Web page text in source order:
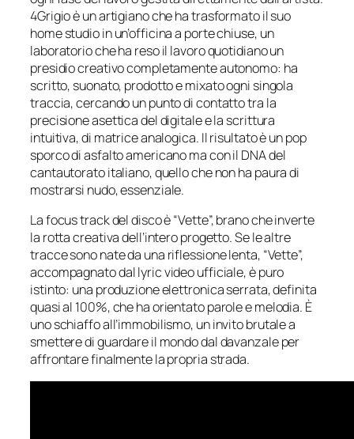
4Grigio è un artigiano che ha trasformato il suo
home studio in un’officina a porte chiuse, un
laboratorio che ha reso il lavoro quotidiano un
presidio creativo completamente autonomo: ha
scritto, suonato, prodotto e mixato ogni singola
traccia, cercando un punto di contatto tra la
precisione asettica del digitale e la scrittura
intuitiva, di matrice analogica. Il risultato è un pop
sporco di asfalto americano ma con il DNA del
cantautorato italiano, quello che non ha paura di
mostrarsi nudo, essenziale.
La focus track del disco è “Vette”, brano che inverte
la rotta creativa dell’intero progetto. Se le altre
tracce sono nate da una riflessione lenta, “Vette”,
accompagnato dal lyric video ufficiale, è puro
istinto: una produzione elettronica serrata, definita
quasi al 100%, che ha orientato parole e melodia. È
uno schiaffo all’immobilismo, un invito brutale a
smettere di guardare il mondo dal davanzale per
affrontare finalmente la propria strada.